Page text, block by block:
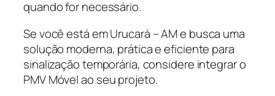
quando for necessário.
Se você está em Urucará – AM e busca uma
solução moderna, prática e eficiente para
sinalização temporária, considere integrar o
PMV Móvel ao seu projeto.